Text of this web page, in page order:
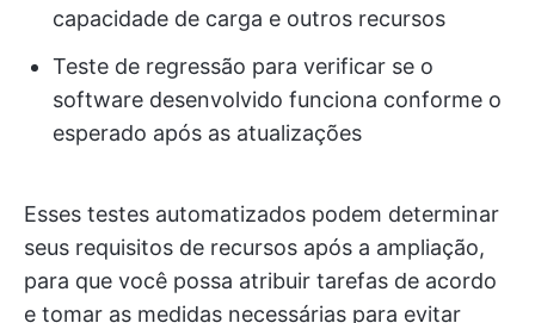
capacidade de carga e outros recursos
Teste de regressão para verificar se o
software desenvolvido funciona conforme o
esperado após as atualizações
Esses testes automatizados podem determinar
seus requisitos de recursos após a ampliação,
para que você possa atribuir tarefas de acordo
e tomar as medidas necessárias para evitar